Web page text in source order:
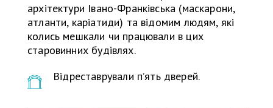
архітектури Івано-Франківська (маскарони,
атланти, каріатиди) та відомим людям, які
колись мешкали чи працювали в цих
старовинних будівлях.
Відреставрували п’ять дверей.